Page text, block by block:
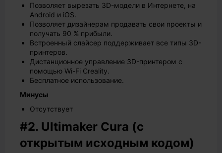
Позволяет вырезать 3D-модели в Интернете, на
Android и iOS.
Позволяет дизайнерам продавать свои проекты и
получать 90 % прибыли.
Встроенный слайсер поддерживает все типы 3D-
принтеров.
Дистанционное управление 3D-принтером с
помощью Wi-Fi Creality.
Бесплатное использование.
Минусы
Отсутствует
#2. Ultimaker Cura (с
открытым исходным кодом)